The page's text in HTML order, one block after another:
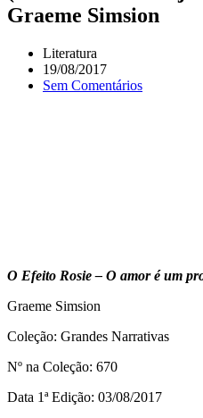
Graeme Simsion
Literatura
19/08/2017
Sem Comentários
O Efeito Rosie – O amor é um
Graeme Simsion
Coleção: Grandes Narrativas
Nº na Coleção: 670
Data 1ª Edição: 03/08/2017